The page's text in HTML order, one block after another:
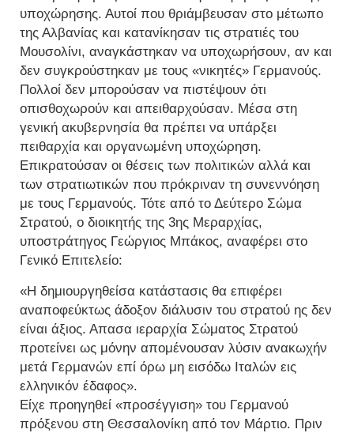
υποχώρησης. Αυτοί που θριάμβευσαν στο μέτωπο
της Αλβανίας και κατανίκησαν τις στρατιές του
Μουσολίνι, αναγκάστηκαν να υποχωρήσουν, αν και
δεν συγκρούστηκαν με τους «νικητές» Γερμανούς.
Πολλοί δεν μπορούσαν να πιστέψουν ότι
οπισθοχωρούν και απειθαρχούσαν. Μέσα στη
γενική ακυβερνησία θα πρέπει να υπάρξει
πειθαρχία και οργανωμένη υποχώρηση.
Επικρατούσαν οι θέσεις των πολιτικών αλλά και
των στρατιωτικών που πρόκριναν τη συνεννόηση
με τους Γερμανούς. Τότε από το Δεύτερο Σώμα
Στρατού, ο διοικητής της 3ης Μεραρχίας,
υποστράτηγος Γεώργιος Μπάκος, αναφέρει στο
Γενικό Επιτελείο:
«Η δημιουργηθείσα κατάστασις θα επιφέρει
αναποφεύκτως άδοξον διάλυσιν του στρατού ης δεν
είναι άξιος. Απασα ιεραρχία Σώματος Στρατού
προτείνει ως μόνην απομένουσαν λύσιν ανακωχήν
μετά Γερμανών επί όρω μη εισόδω Ιταλών εις
ελληνικόν έδαφος».
Είχε προηγηθεί «προσέγγιση» του Γερμανού
πρόξενου στη Θεσσαλονίκη από τον Μάρτιο. Πριν